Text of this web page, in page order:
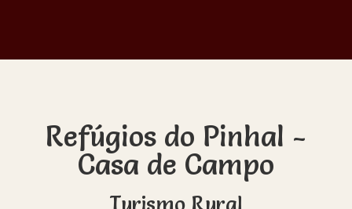
Refúgios do Pinhal -
Casa de Campo